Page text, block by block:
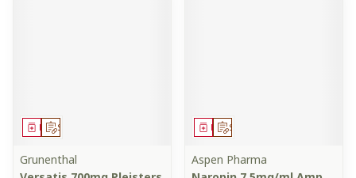
Sur prescription
Médicament
Grunenthal
Sur prescription
Médicament
Aspen Pharma